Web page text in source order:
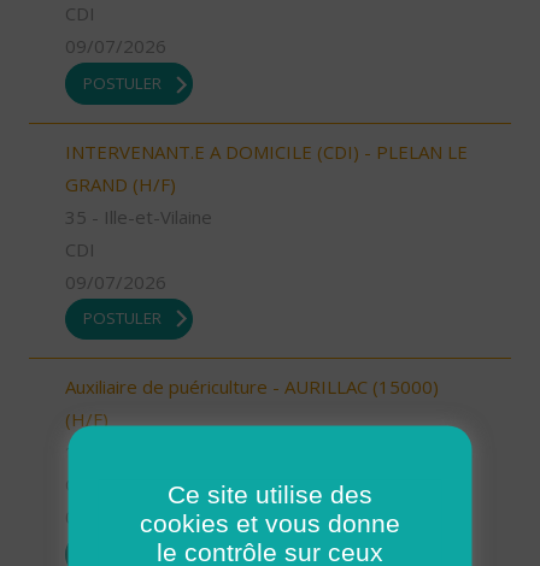
CDI
09/07/2026
POSTULER
INTERVENANT.E A DOMICILE (CDI) - PLELAN LE
GRAND (H/F)
35 - Ille-et-Vilaine
CDI
09/07/2026
POSTULER
Auxiliaire de puériculture - AURILLAC (15000)
(H/F)
15 - Cantal
09/07/2026
Ce site utilise des
cookies et vous donne
le contrôle sur ceux